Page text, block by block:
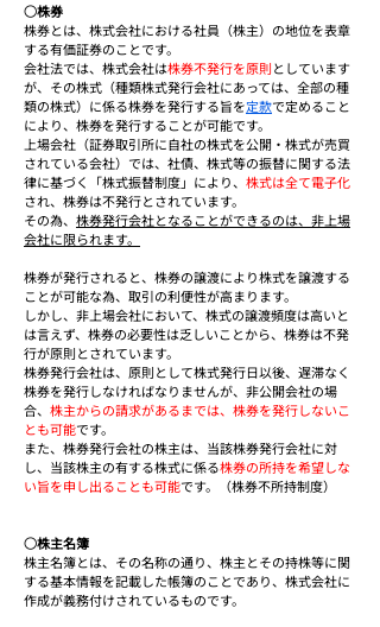
○株券
株券とは、株式会社における社員（株主）の地位を表章
する有価証券のことです。
会社法では、株式会社は株券不発行を原則としています
が、その株式（種類株式発行会社にあっては、全部の種
類の株式）に係る株券を発行する旨を定款で定めること
により、株券を発行することが可能です。
上場会社（証券取引所に自社の株式を公開・株式が売買
されている会社）では、社債、株式等の振替に関する法
律に基づく「株式振替制度」により、 株式は全て電子化
され、株券は不発行とされています。
その為、 株券発行会社となることができるのは、非上場
会社に限られます。
株券が発行されると、株券の譲渡により株式を譲渡する
ことが可能な為、取引の利便性が高まります。
しかし、非上場会社において、株式の譲渡頻度は高いと
は言えず、株券の必要性は乏しいことから、株券は不発
行が原則とされています。
株券発行会社は、原則として株式発行日以後、遅滞なく
株券を発行しなければなりませんが、非公開会社の場
合、 株主からの請求があるまでは、株券を発行しないこ
とも可能です。
また、株券発行会社の株主は、当該株券発行会社に対
し、当該株主の有する株式に係る株券の所持を希望しな
い旨を申し出ることも可能です。（株券不所持制度）
○株主名簿
株主名簿とは、その名称の通り、株主とその持株等に関
する基本情報を記載した帳簿のことであり、株式会社に
作成が義務付けされているものです。